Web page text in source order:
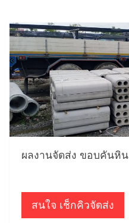
ผลงานจัดส่ง ขอบคันหิน
สนใจ เช็กคิวจัดส่ง